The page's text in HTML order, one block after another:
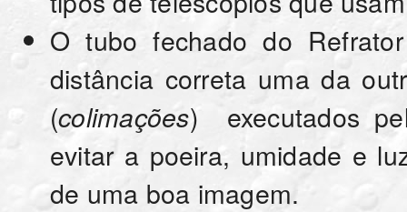
O tubo fechado do
distância correta uma da
(colimações) executados
evitar a poeira, umidade e
de uma boa imagem.